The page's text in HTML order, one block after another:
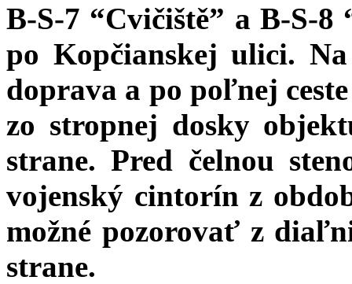
B-S-7 “Cvičiště” a B-S-
po Kopčianskej ulici.
doprava a po poľnej
zo stropnej dosky
strane. Pred čelnou
vojenský cintorín z
možné pozorovať z
strane.